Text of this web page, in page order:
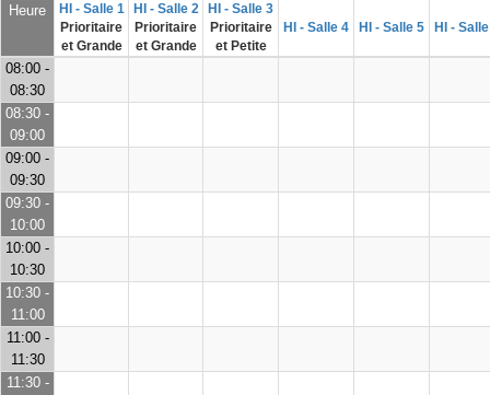
Heure
HI - Salle 1
Prioritaire
et Grande
HI - Salle 2
Prioritaire
et Grande
HI - Salle 3
Prioritaire
et Petite
HI - Salle 4 HI - Salle 5 HI -
08:00 -
08:30
08:30 -
09:00
09:00 -
09:30
09:30 -
10:00
10:00 -
10:30
10:30 -
11:00
11:00 -
11:30
11:30 -